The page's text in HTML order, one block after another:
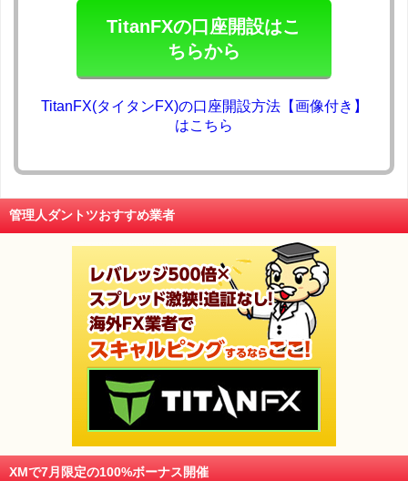
TitanFXの口座開設はこ
ちらから
TitanFX(タイタンFX)の口座開設方法【画像付き】
はこちら
管理人ダントツおすすめ業者
XMで7月限定の100%ボーナス開催